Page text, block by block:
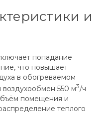
и
попадание
что повышает
в обогреваемом
воздухообмен 550 м3/ч
помещения и
теплого